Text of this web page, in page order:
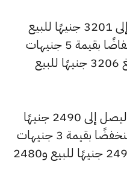
وانخفض سعر عيار 18 ليصل إلى 3201 جنيهًا للبيع
و3184 جنيهًا للشراء، بعد انخفاضًا بقيمة 5 جنيهات
مقارنة بالسعر السابق الذي بلغ 3206 جنيهًا للبيع
وسجل سعر عيار 14 انخفاضًا ليصل إلى 2490 جنيهًا
للبيع و2477 جنيهًا للشراء، منخفضًا بقيمة 3 جنيهات
عن السعر السابق الذي كان 2493 جنيهًا للبيع و2480